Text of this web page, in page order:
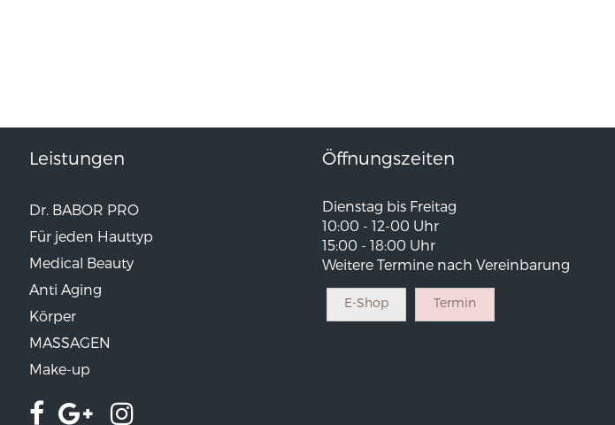
Leistungen
Dr. BABOR PRO
Für jeden Hauttyp
Medical Beauty
Anti Aging
Körper
MASSAGEN
Make-up
Öffnungszeiten
Dienstag bis Freitag
10:00 - 12-00 Uhr
15:00 - 18:00 Uhr
Weitere Termine nach Vereinbarung
E-Shop Termin